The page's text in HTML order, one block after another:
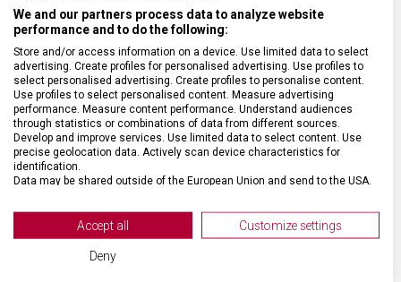
HMOTNOST 3 900 g
TYP ZAVAZADLA Kabinové zavazadlo
VELIKOST 55 x 40 x 20 cm
MATERIÁL
BARVA Černá
POČET KOLEČEK
We and our partners process data to analyze website
performance and to do the following:
Store and/or access information on a device. Use limited data to select
advertising. Create profiles for personalised advertising. Use profiles to
select personalised advertising. Create profiles to personalise content.
Use profiles to select personalised content. Measure advertising
performance. Measure content performance. Understand audiences
through statistics or combinations of data from different sources.
Develop and improve services. Use limited data to select content. Use
precise geolocation data. Actively scan device characteristics for
identification.
Data may be shared outside of the European Union and send to the USA.
View Partner List (2 IAB Vendors)
We use your data for the following purposes:
Accept all Customize settings
Deny